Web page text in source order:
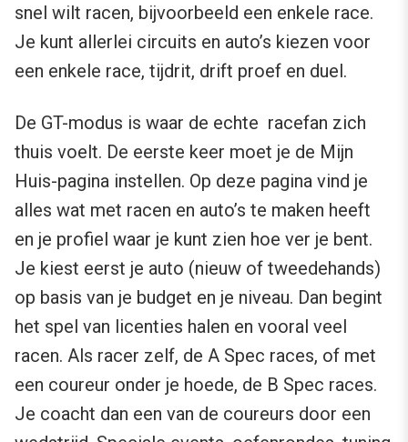
snel wilt racen, bijvoorbeeld een enkele race.
Je kunt allerlei circuits en auto’s kiezen voor
een enkele race, tijdrit, drift proef en duel.
De GT-modus is waar de echte racefan zich
thuis voelt. De eerste keer moet je de Mijn
Huis-pagina instellen. Op deze pagina vind je
alles wat met racen en auto’s te maken heeft
en je profiel waar je kunt zien hoe ver je bent.
Je kiest eerst je auto (nieuw of tweedehands)
op basis van je budget en je niveau. Dan begint
het spel van licenties halen en vooral veel
racen. Als racer zelf, de A Spec races, of met
een coureur onder je hoede, de B Spec races.
Je coacht dan een van de coureurs door een